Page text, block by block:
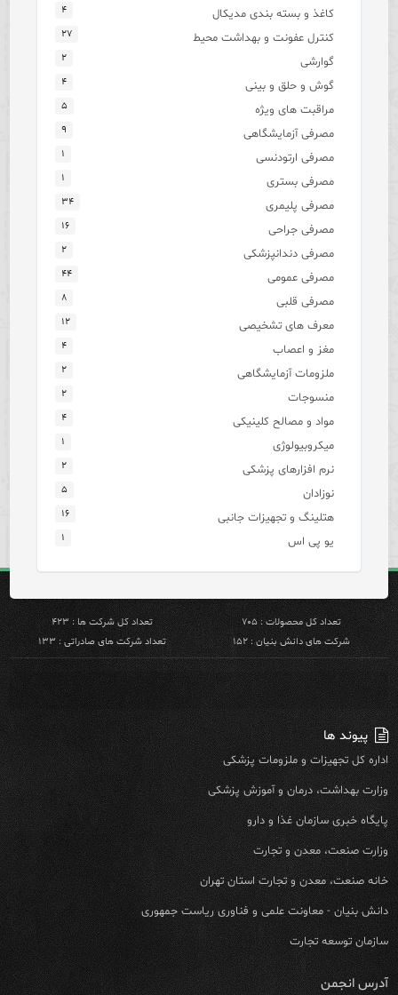
کاغذ و بسته بندی مدیکال ۴
کنترل عفونت و بهداشت محیط ۲۷
گوارشی ۲
گوش و حلق و بینی ۴
مراقبت های ویژه ۵
مصرفی آزمایشگاهی ۹
مصرفی ارتودنسی ۱
مصرفی بستری ۱
مصرفی پلیمری ۳۴
مصرفی جراحی ۱۶
مصرفی دندانپزشکی ۲
مصرفی عمومی ۴۴
مصرفی قلبی ۸
معرف های تشخیصی ۱۲
مغز و اعصاب ۴
ملزومات آزمایشگاهی ۲
منسوجات ۲
مواد و مصالح کلینیکی ۴
میکروبیولوژی ۱
نرم افزارهای پزشکی ۲
نوزادان ۵
هتلینگ و تجهیزات جانبی ۱۶
یو پی اس ۱
تعداد کل محصولات : ۷۰۵
تعداد کل شرکت ها : ۴۲۳
شرکت های دانش بنیان : ۱۵۲
تعداد شرکت های صادراتی : ۱۳۳
پیوند ها
اداره کل تجهیزات و ملزومات پزشکی
وزارت بهداشت، درمان و آموزش پزشکی
پایگاه خبری سازمان غذا و دارو
وزارت صنعت، معدن و تجارت
خانه صنعت، معدن و تجارت استان تهران
دانش بنیان - معاونت علمی و فناوری ریاست جمهوری
سازمان توسعه تجارت
آدرس انجمن